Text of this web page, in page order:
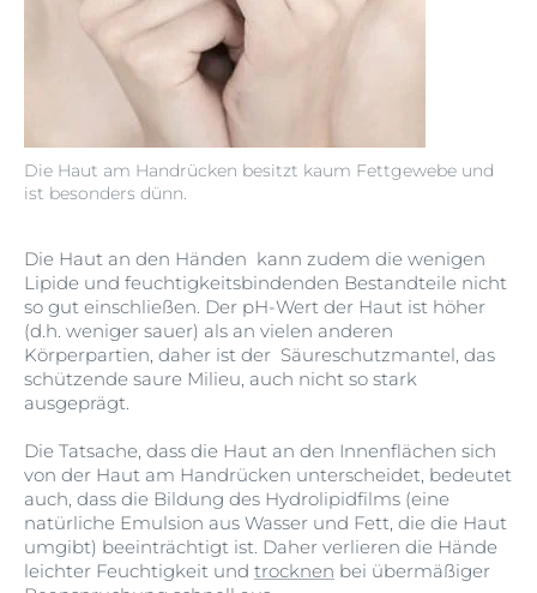
Die Haut am Handrücken besitzt kaum Fettgewebe und
ist besonders dünn.
Die Haut an den Händen kann zudem die wenigen
Lipide und feuchtigkeitsbindenden Bestandteile nicht
so gut einschließen. Der pH-Wert der Haut ist höher
(d.h. weniger sauer) als an vielen anderen
Körperpartien, daher ist der Säureschutzmantel, das
schützende saure Milieu, auch nicht so stark
ausgeprägt.
Die Tatsache, dass die Haut an den Innenflächen sich
von der Haut am Handrücken unterscheidet, bedeutet
auch, dass die Bildung des Hydrolipidfilms (eine
natürliche Emulsion aus Wasser und Fett, die die Haut
umgibt) beeinträchtigt ist. Daher verlieren die Hände
leichter Feuchtigkeit und trocknen bei übermäßiger